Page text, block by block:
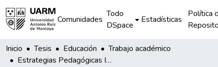
Comunidades
Todo
DSpace
Estadísticas
Política
Inicio Tesis Educación
Trabajo académico
Estrategias Pedagógicas ISP para la mejora de la Comprensión Lectora en Estudiantes del VI ciclo de la IE “Miguel Grau Seminario”